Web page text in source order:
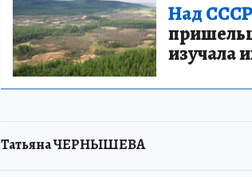
Над СССР
изучала
Татьяна ЧЕРНЫШЕВА